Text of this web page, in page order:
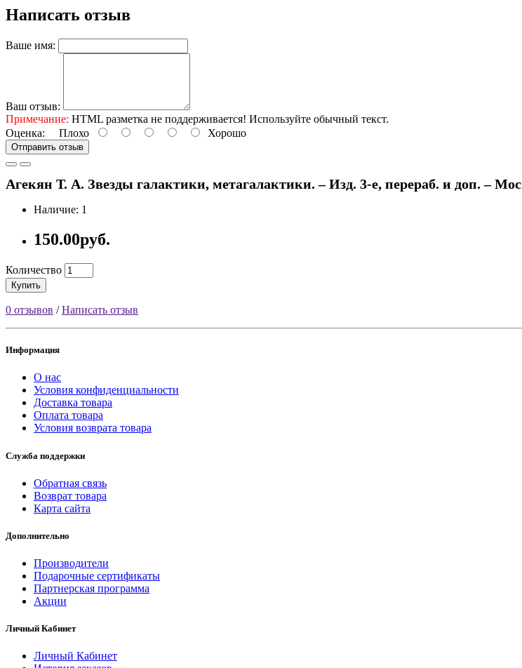
Написать отзыв
Ваше имя:
Ваш отзыв:
Примечание: HTML разметка не поддерживается! Используйте обычный текст.
Оценка: Плохо Хорошо
Отправить отзыв
Агекян Т. А. Звезды галактики, метагалактики. – Изд. 3-е, перераб. и доп. –
Наличие: 1
150.00руб.
Количество
Купить
0 отзывов /Написать отзыв
Информация
О нас
Условия конфиденциальности
Доставка товара
Оплата товара
Условия возврата товара
Служба поддержки
Обратная связь
Возврат товара
Карта сайта
Дополнительно
Производители
Подарочные сертификаты
Партнерская программа
Акции
Личный Кабинет
Личный Кабинет